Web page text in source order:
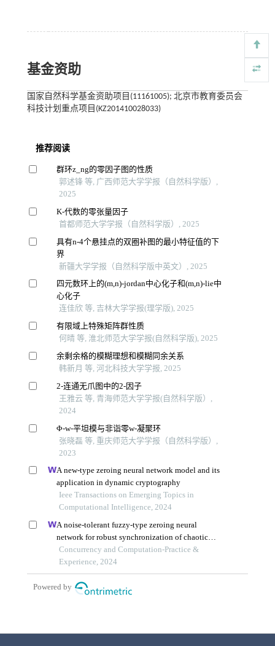
基金资助
国家自然科学基金资助项目(11161005); 北京市教育委员会
科技计划重点项目(KZ201410028033)